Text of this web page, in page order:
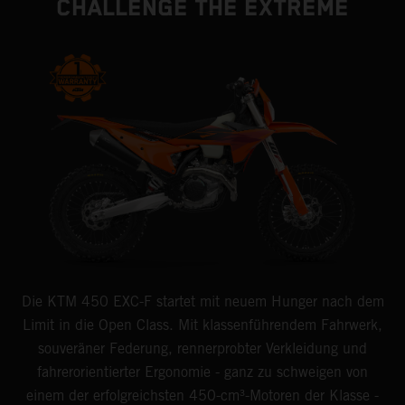
CHALLENGE THE EXTREME
Die KTM 450 EXC-F startet mit neuem Hunger nach dem
Limit in die Open Class. Mit klassenführendem Fahrwerk,
souveräner Federung, rennerprobter Verkleidung und
fahrerorientierter Ergonomie - ganz zu schweigen von
einem der erfolgreichsten 450-cm³-Motoren der Klasse -